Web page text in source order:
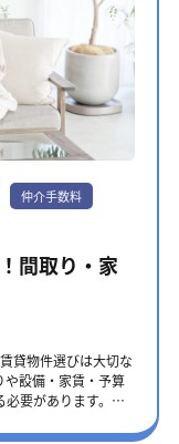
に手続きを行い、重
には、新住所が記
届
宛ての郵便物を新住
の手続きは、郵便局
います。引越し予定
続きでも問題ありま
らの郵便物も転送さ
から使用できるよ
ます。このなかで
開栓作業には立ち
早めに手配するの
全面自由化によ
気事業者）からも
ど、お得なサービ
とで固定費の削減に
イフライン契約をま
を提供していま
ランをご提案し、手
だけで
件以上も掲載さ
かもしれません。
応している不動産会
しゃれな賃貸物件を
ッシュバックを行
す。敷金・礼金、仲
が簡単に検索でき
め、店舗に訪問す
すめです。 第5
情報サイトです。
の物件を取り扱って
掲載物件も多く掲載
手数料
が0円or家賃の0.5か
サポート第3位・完全
介手数料は0円～家
い物件が多い・仲
川・千葉・埼玉に対
オンライン対応・
件が多い第7位・完
の一部地域に対応・
ラインで問い合わ
対応・仲介手数料
ンライン内見可能・
・24時間利用可
の内覧か
に足を運ぶ必要は
間がない方におす
仲介手数料
間取り・家
貸物件選びは大切な
や設備・家賃・予算
要があります。こ